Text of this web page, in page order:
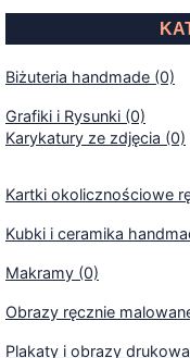
Biżuteria handmade (0)
Grafiki i Rysunki (0)
Karykatury ze zdjęcia (0)
Kartki okolicznościowe
Kubki i ceramika
Makramy (0)
Obrazy ręcznie
Plakaty i obrazy